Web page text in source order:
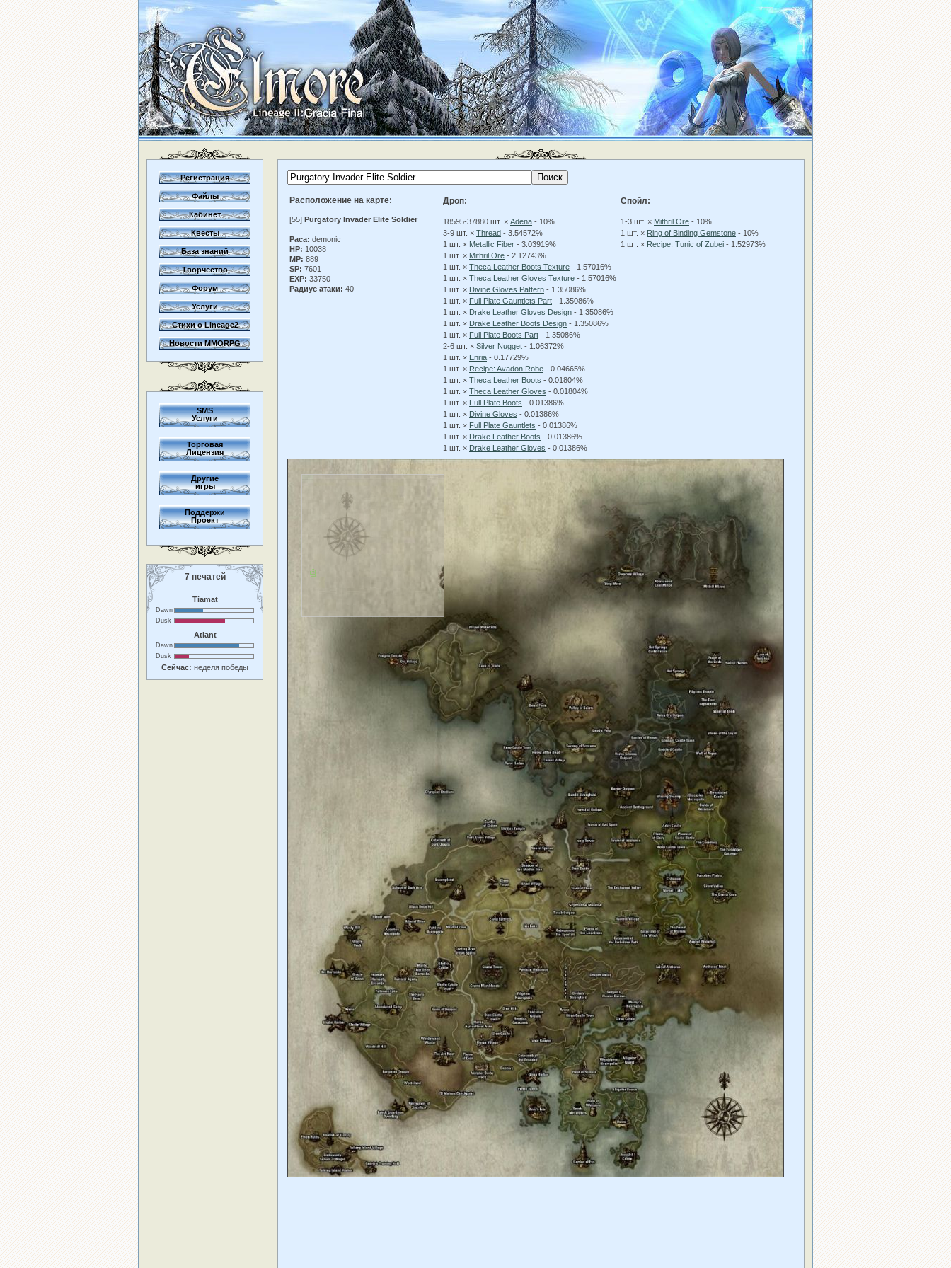
Регистрация
Файлы
Кабинет
Квесты
База знаний
Творчество
Форум
Услуги
Стихи о Lineage2
Новости MMORPG
SMS
Услуги
Торговая
Лицензия
Другие
игры
Поддержи
Проект
7 печатей
Tiamat
Dawn
Dusk
Atlant
Dawn
Dusk
Сейчас: неделя победы
Расположение на карте:
[55] Purgatory Invader Elite Soldier
Раса: demonic
HP: 10038
MP: 889
SP: 7601
EXP: 33750
Радиус атаки: 40
Дроп:
18595-37880 шт. × Adena - 10%
3-9 шт. × Thread - 3.54572%
1 шт. × Metallic Fiber - 3.03919%
1 шт. × Mithril Ore - 2.12743%
1 шт. × Theca Leather Boots Texture - 1.57016%
1 шт. × Theca Leather Gloves Texture - 1.57016%
1 шт. × Divine Gloves Pattern - 1.35086%
1 шт. × Full Plate Gauntlets Part - 1.35086%
1 шт. × Drake Leather Gloves Design - 1.35086%
1 шт. × Drake Leather Boots Design - 1.35086%
1 шт. × Full Plate Boots Part - 1.35086%
2-6 шт. × Silver Nugget - 1.06372%
1 шт. × Enria - 0.17729%
1 шт. × Recipe: Avadon Robe - 0.04665%
1 шт. × Theca Leather Boots - 0.01804%
1 шт. × Theca Leather Gloves - 0.01804%
1 шт. × Full Plate Boots - 0.01386%
1 шт. × Divine Gloves - 0.01386%
1 шт. × Full Plate Gauntlets - 0.01386%
1 шт. × Drake Leather Boots - 0.01386%
1 шт. × Drake Leather Gloves - 0.01386%
Спойл:
1-3 шт. × Mithril Ore - 10%
1 шт. × Ring of Binding Gemstone - 10%
1 шт. × Recipe: Tunic of Zubei - 1.52973%